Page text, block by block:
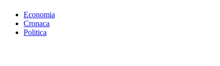
Economia
Cronaca
Politica